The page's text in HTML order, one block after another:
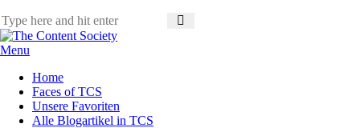
Menu
Home
Faces of TCS
Unsere Favoriten
Alle Blogartikel in TCS